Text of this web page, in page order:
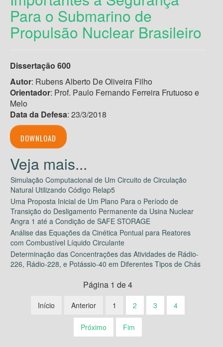
Para o Submarino de
Propulsão Nuclear Brasileiro
Dissertação 600
Autor: Rubens Alberto De Oliveira Filho
Orientador: Prof. Paulo Fernando Ferreira Frutuoso e
Melo
Data da Defesa: 23/3/2018
DOWNLOAD
Simulação Computacional de Um Circuito de Circulação
Natural Utilizando Código Relap5
Uma Proposta Inicial de Um Plano Para o Período de
Transição do Desligamento Permanente da Usina Nuclear
Angra 1 até a Condição de SAFE STORAGE
Análise das Equações da Cinética Pontual para Reatores
com Combustível Líquido Circulante
Determinação das Concentrações das Atividades de Rádio-
226, Rádio-228, e Potássio-40 em Diferentes Tipos de Chás
Página 1 de 4
Início Anterior 1 2 3 4
Próximo Fim